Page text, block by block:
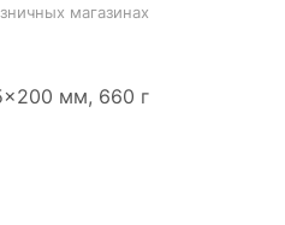
магазинах
мм, 660 г